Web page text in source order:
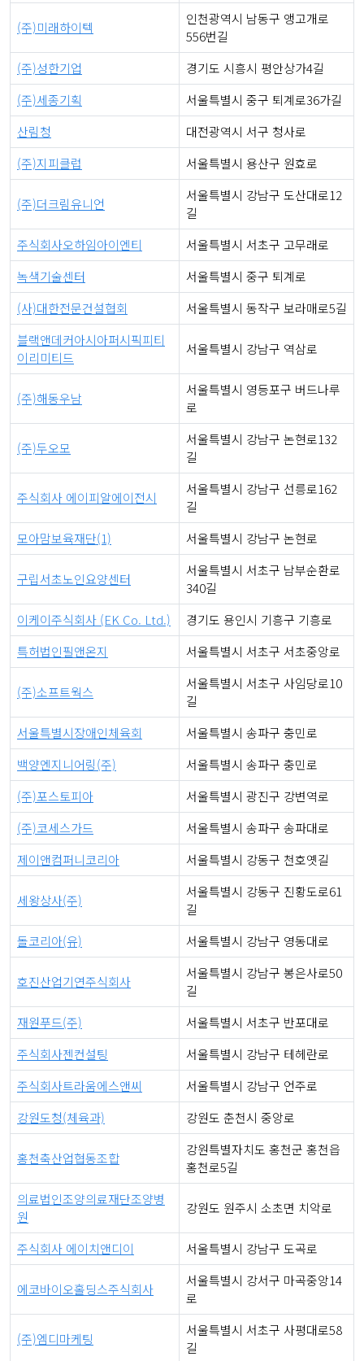
(주)미래하이텍
인천광역시 남동구 앵고개로
556번길
(주)성한기업
경기도 시흥시 평안상가4길
(주)세종기획
서울특별시 중구 퇴계로36가길
산림청
대전광역시 서구 청사로
(주)지피클럽
서울특별시 용산구 원효로
(주)더크림유니언
서울특별시 강남구 도산대로12
길
주식회사오하임아이엔티
서울특별시 서초구 고무래로
녹색기술센터
서울특별시 중구 퇴계로
(사)대한전문건설협회
서울특별시 동작구 보라매로5길
블랙앤데커아시아퍼시픽피티
이리미티드
서울특별시 강남구 역삼로
(주)해동우남
서울특별시 영등포구 버드나루
로
(주)두오모
서울특별시 강남구 논현로132
길
주식회사 에이피알에이전시
서울특별시 강남구 선릉로162
길
모아맘보육재단(1)
서울특별시 강남구 논현로
구립서초노인요양센터
서울특별시 서초구 남부순환로
340길
이케이주식회사 (EK Co. Ltd.)
경기도 용인시 기흥구 기흥로
특허법인필앤온지
서울특별시 서초구 서초중앙로
(주)소프트웍스
서울특별시 서초구 사임당로10
길
서울특별시장애인체육회
서울특별시 송파구 충민로
백양엔지니어링(주)
서울특별시 송파구 충민로
(주)포스토피아
서울특별시 광진구 강변역로
(주)코세스가드
서울특별시 송파구 송파대로
제이앤컴퍼니코리아
서울특별시 강동구 천호옛길
세왕상사(주)
서울특별시 강동구 진황도로61
길
돌코리아(유)
서울특별시 강남구 영동대로
호진산업기연주식회사
서울특별시 강남구 봉은사로50
길
재원푸드(주)
서울특별시 서초구 반포대로
주식회사젠컨설팅
서울특별시 강남구 테헤란로
주식회사트라움에스앤씨
서울특별시 강남구 언주로
강원도청(체육과)
강원도 춘천시 중앙로
홍천축산업협동조합
강원특별자치도 홍천군 홍천읍
홍천로5길
의료법인조양의료재단조양병
원
강원도 원주시 소초면 치악로
주식회사 에이치앤디이 서울특별시 강남구 도곡로
에코바이오홀딩스주식회사
서울특별시 강서구 마곡중앙14
로
(주)엠디마케팅
서울특별시 서초구 사평대로58
길